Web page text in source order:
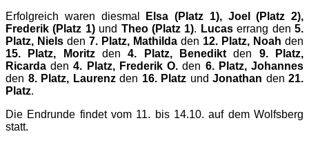
Erfolgreich waren diesmal
Elsa (Platz 1), Joel (Platz 2),
Frederik (Platz 1)und Theo (Platz 1). Lucaserrang den5.
Platz, Niels den 7. Platz, Mathilda den 12. Platz, Noah den
15. Platz, Moritzden4. Platz, Benedikt den 9. Platz,
Ricarda den4. Platz, Frederik O. den 6. Platz, Johannes
den 8. Platz, Laurenzden 16. Platz und Jonathan den 21.
Platz.
Die Endrunde findet vom 11. bis 14.10. auf dem Wolfsberg
statt.